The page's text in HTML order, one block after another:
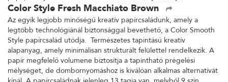
Color Style Fresh Macchiato Brown
Az egyik legjobb minőségű kreatív papírcsaládunk, amely a
legtöbb technológiánál biztonsággal bevethető, a Color Smooth
Style papírcsalád utódja. Természetes tapintású kreatív
alapanyag, amely minimálisan strukturált felülettel rendelkezik. A
papír megfelelő volumene biztosítja a tapintható prégelési
mélységet, de dombornyomáshoz is kiválóan alkalmas alternatívát